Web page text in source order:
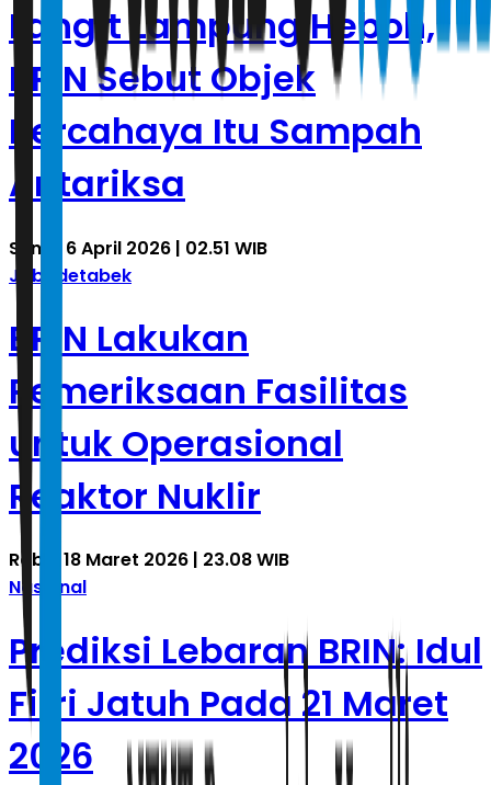
Langit Lampung Heboh,
BRIN Sebut Objek
Bercahaya Itu Sampah
Antariksa
Senin, 6 April 2026 | 02.51 WIB
Jabodetabek
BRIN Lakukan
Pemeriksaan Fasilitas
untuk Operasional
Reaktor Nuklir
Rabu, 18 Maret 2026 | 23.08 WIB
Nasional
Prediksi Lebaran BRIN: Idul
Fitri Jatuh Pada 21 Maret
2026